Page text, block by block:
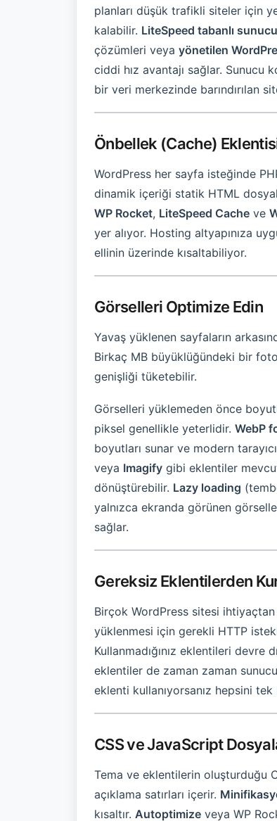
planları düşük trafikli siteler için
kalabilir. LiteSpeed tabanlı
çözümleri veya yönetilen
ciddi hız avantajı sağlar. Sunucu
bir veri merkezinde barındırılan
Önbellek (Cache)
WordPress her sayfa isteğinde
dinamik içeriği statik HTML
WP Rocket, LiteSpeed Cache ve
yer alıyor. Hosting altyapınıza
ellinin üzerinde kısaltabiliyor.
Görselleri Optimize Edin
Yavaş yüklenen sayfaların
Birkaç MB büyüklüğündeki bir
genişliği tüketebilir.
Görselleri yüklemeden önce
piksel genellikle yeterlidir. WebP
boyutları sunar ve modern
veya Imagify gibi eklentiler
dönüştürebilir. Lazy loading
yalnızca ekranda görünen
sağlar.
Gereksiz Eklentilerden
Birçok WordPress sitesi ihtiyaçtan
yüklenmesi için gerekli HTTP
Kullanmadığınız eklentileri devre
eklentiler de zaman zaman
eklenti kullanıyorsanız hepsini
CSS ve JavaScript
Tema ve eklentilerin oluşturduğu
açıklama satırları içerir.
kısaltır. Autoptimize veya WP